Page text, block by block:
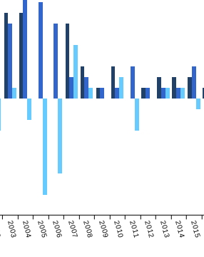
2003 2004 2005 2006 2007 2008 2009 2010 2011 2012 2013 2014 2015